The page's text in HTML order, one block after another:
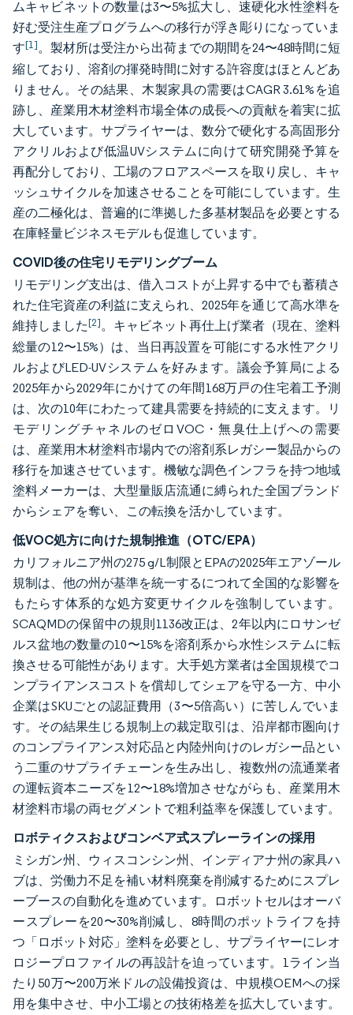
ムキャビネットの数量は3〜5%拡大し、速硬化水性塗料を
好む受注生産プログラムへの移行が浮き彫りになっていま
す[1]。製材所は受注から出荷までの期間を24〜48時間に短
縮しており、溶剤の揮発時間に対する許容度はほとんどあ
りません。その結果、木製家具の需要はCAGR 3.61%を追
跡し、産業用木材塗料市場全体の成長への貢献を着実に拡
大しています。サプライヤーは、数分で硬化する高固形分
アクリルおよび低温UVシステムに向けて研究開発予算を
再配分しており、工場のフロアスペースを取り戻し、キャ
ッシュサイクルを加速させることを可能にしています。生
産の二極化は、普遍的に準拠した多基材製品を必要とする
在庫軽量ビジネスモデルも促進しています。
COVID後の住宅リモデリングブーム
リモデリング支出は、借入コストが上昇する中でも蓄積さ
れた住宅資産の利益に支えられ、2025年を通じて高水準を
維持しました[2]。キャビネット再仕上げ業者（現在、塗料
総量の12〜15%）は、当日再設置を可能にする水性アクリ
ルおよびLED-UVシステムを好みます。議会予算局による
2025年から2029年にかけての年間168万戸の住宅着工予測
は、次の10年にわたって建具需要を持続的に支えます。リ
モデリングチャネルのゼロVOC・無臭仕上げへの需要
は、産業用木材塗料市場内での溶剤系レガシー製品からの
移行を加速させています。機敏な調色インフラを持つ地域
塗料メーカーは、大型量販店流通に縛られた全国ブランド
からシェアを奪い、この転換を活かしています。
低VOC処方に向けた規制推進（OTC/EPA）
カリフォルニア州の275 g/L制限とEPAの2025年エアゾール
規制は、他の州が基準を統一するにつれて全国的な影響を
もたらす体系的な処方変更サイクルを強制しています。
SCAQMDの保留中の規則1136改正は、2年以内にロサンゼ
ルス盆地の数量の10〜15%を溶剤系から水性システムに転
換させる可能性があります。大手処方業者は全国規模でコ
ンプライアンスコストを償却してシェアを守る一方、中小
企業はSKUごとの認証費用（3〜5倍高い）に苦しんでいま
す。その結果生じる規制上の裁定取引は、沿岸都市圏向け
のコンプライアンス対応品と内陸州向けのレガシー品とい
う二重のサプライチェーンを生み出し、複数州の流通業者
の運転資本ニーズを12〜18%増加させながらも、産業用木
材塗料市場の両セグメントで粗利益率を保護しています。
ロボティクスおよびコンベア式スプレーラインの採用
ミシガン州、ウィスコンシン州、インディアナ州の家具ハ
ブは、労働力不足を補い材料廃棄を削減するためにスプレ
ーブースの自動化を進めています。ロボットセルはオーバ
ースプレーを20〜30%削減し、8時間のポットライフを持
つ「ロボット対応」塗料を必要とし、サプライヤーにレオ
ロジープロファイルの再設計を迫っています。1ライン当
たり50万〜200万米ドルの設備投資は、中規模OEMへの採
用を集中させ、中小工場との技術格差を拡大しています。